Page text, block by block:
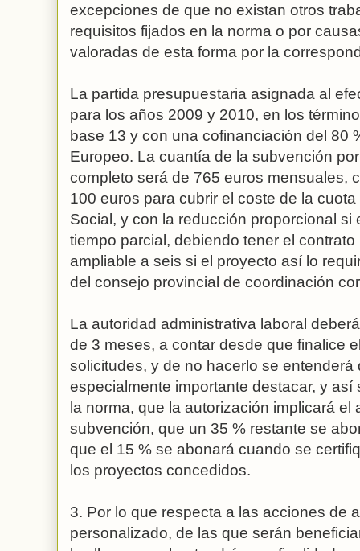
excepciones de que no existan otros
requisitos fijados en la norma o por
valoradas de esta forma por la
La partida presupuestaria asignada al
para los años 2009 y 2010, en los
base 13 y con una cofinanciación del 80
Europeo. La cuantía de la subvención
completo será de 765 euros mensuales,
100 euros para cubrir el coste de la
Social, y con la reducción proporcional si
tiempo parcial, debiendo tener el
ampliable a seis si el proyecto así lo
del consejo provincial de coordinación
La autoridad administrativa laboral
de 3 meses, a contar desde que finalice
solicitudes, y de no hacerlo se
especialmente importante destacar, y
la norma, que la autorización implicará el
subvención, que un 35 % restante se
que el 15 % se abonará cuando se
los proyectos concedidos.
3. Por lo que respecta a las acciones de
personalizado, de las que serán